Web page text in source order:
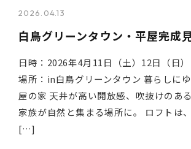
2026.04.13
白鳥グリーンタウン・平屋完成
日時：2026年4月11日（土）12日（日
場所：in白鳥グリーンタウン 暮らしに
屋の家 天井が高い開放感、吹抜けのあ
家族が自然と集まる場所に。 ロフトは
[…]